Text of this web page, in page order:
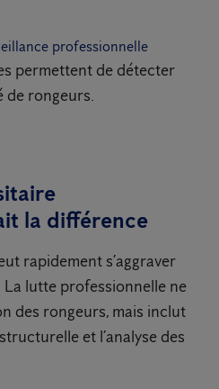
professionnelle
permettent de détecter
de rongeurs.
la différence
rapidement s’aggraver
lutte professionnelle ne
des rongeurs, mais inclut
et l’analyse des